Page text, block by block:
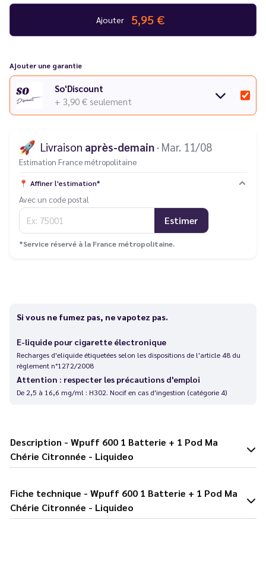
Ajouter 5,95 €
Ajouter une garantie
So'Discount
+ 3,90 € seulement
🚀 Livraison après-demain · Mar. 11/08
Estimation France métropolitaine
📍 Affiner l'estimation*
Avec un code postal
Estimer
*Service réservé à la France métropolitaine.
Si vous ne fumez pas, ne vapotez pas.
E-liquide pour cigarette électronique
Recharges d'eliquide étiquetées selon les dispositions de l'article 48 du
règlement n°1272/2008
Attention : respecter les précautions d'emploi
De 2,5 à 16,6 mg/ml : H302. Nocif en cas d'ingestion (catégorie 4)
Description - Wpuff 600 1 Batterie + 1 Pod Ma
Chérie Citronnée - Liquideo
Fiche technique - Wpuff 600 1 Batterie + 1 Pod Ma
Chérie Citronnée - Liquideo